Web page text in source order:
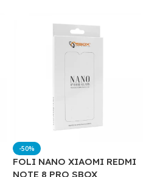
-50%
FOLI NANO XIAOMI REDMI
NOTE 8 PRO SBOX